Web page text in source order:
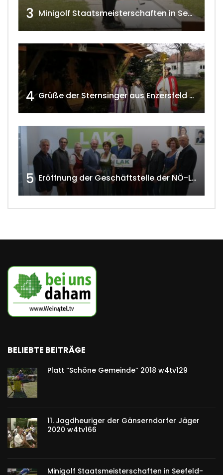
3 Minigolf Staatsmeisterschaften in Seefeld-Kadolz w4tv174
4 Grüße der Sternsinger aus Enzersfeld – Klein-Engersdorf 2021 w4tv169
5 Eröffnung der Geschäftstelle der NÖ-Landarbeiterkammer in Mistelbach w4tv174
BELIEBTE BEITRÄGE
Platt “Schöne Gemeinde” 2018 w4tv129
11. Jagdheuriger der Gänserndorfer Jäger
2020 w4tv166
Minigolf Staatsmeisterschaften in Seefeld-